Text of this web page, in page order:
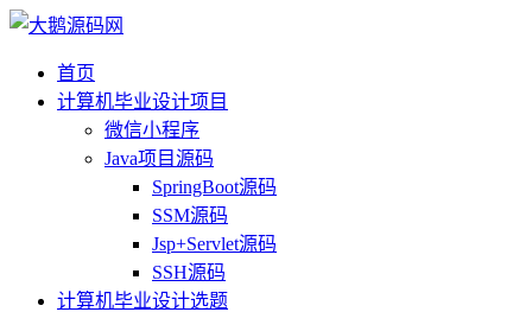
首页
计算机毕业设计项目
微信小程序
Java项目源码
SpringBoot源码
SSM源码
Jsp+Servlet源码
SSH源码
计算机毕业设计选题